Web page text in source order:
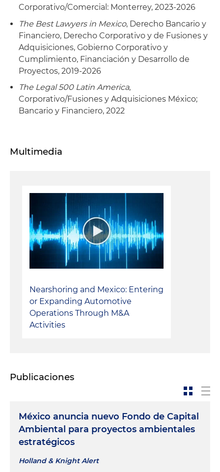
Corporativo/Comercial: Monterrey, 2023-2026
The Best Lawyers in Mexico, Derecho Bancario y
Financiero, Derecho Corporativo y de Fusiones y
Adquisiciones, Gobierno Corporativo y
Cumplimiento, Financiación y Desarrollo de
Proyectos, 2019-2026
The Legal 500 Latin America,
Corporativo/Fusiones y Adquisiciones México;
Bancario y Financiero, 2022
Multimedia
Nearshoring and Mexico: Entering
or Expanding Automotive
Operations Through M&A
Activities
Publicaciones
México anuncia nuevo Fondo de Capital
Ambiental para proyectos ambientales
estratégicos
Holland & Knight Alert